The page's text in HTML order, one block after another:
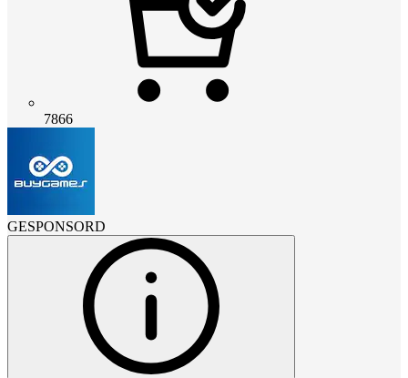
7866
GESPONSORD